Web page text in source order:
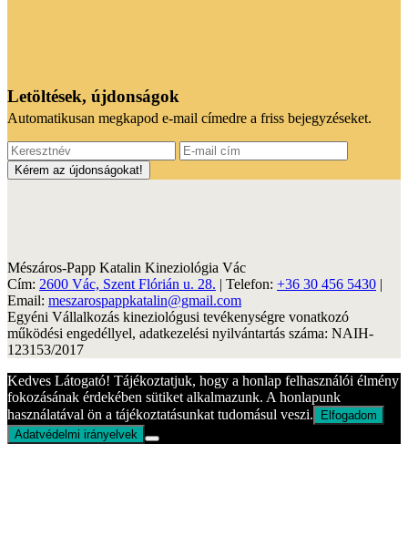
Letöltések, újdonságok
Automatikusan megkapod e-mail címedre a friss bejegyzéseket.
Mészáros-Papp Katalin Kineziológia Vác
Cím: 2600 Vác, Szent Flórián u. 28. | Telefon: +36 30 456 5430 |
Email: meszarospappkatalin@gmail.com
Egyéni Vállalkozás kineziológusi tevékenységre vonatkozó
működési engedéllyel, adatkezelési nyilvántartás száma: NAIH-
123153/2017
Kedves Látogató! Tájékoztatjuk, hogy a honlap felhasználói élmény
fokozásának érdekében sütiket alkalmazunk. A honlapunk
használatával ön a tájékoztatásunkat tudomásul veszi.
Elfogadom
Adatvédelmi irányelvek